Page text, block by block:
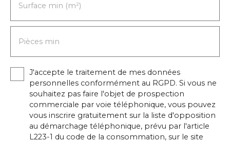
Surface min (m²)
Pièces min
J'accepte le traitement de mes données
personnelles conformément au RGPD. Si vous ne
souhaitez pas faire l'objet de prospection
commerciale par voie téléphonique, vous pouvez
vous inscrire gratuitement sur la liste d'opposition
au démarchage téléphonique, prévu par l'article
L223-1 du code de la consommation, sur le site